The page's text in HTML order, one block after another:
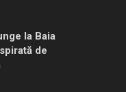
la Baia
de